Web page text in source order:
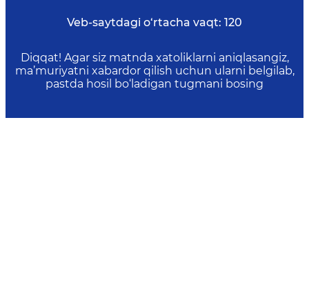
Veb-saytdagi o‘rtacha vaqt: 120
Diqqat! Agar siz matnda xatoliklarni aniqlasangiz,
ma’muriyatni xabardor qilish uchun ularni belgilab,
pastda hosil bo‘ladigan tugmani bosing